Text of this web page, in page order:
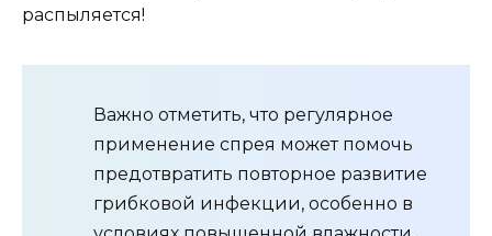
распыляется!
Важно отметить, что регулярное
применение спрея может помочь
предотвратить повторное развитие
грибковой инфекции, особенно в